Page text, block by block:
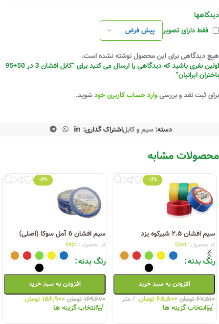
دیدگاهها
فقط دارای تصویر
هیچ دیدگاهی برای این محصول نوشته نشده است.
اولین نفری باشید که دیدگاهی را ارسال می کنید برای “کابل افشان 3 در 50+95
باختران ایرانیان”
برای ثبت نقد و بررسیوارد حساب کاربری خودشوید.
دسته: سیم و کابلاشتراک گذاری:
محصولات مشابه
-3%
سیم افشان ۲.۵ شیرکوه یزد
کد محصول : 5241
رنگ بدنه
افزودن به سبد خرید
۶۷,۵۱۰ تومان ۶۵,۵۰۰تومان متر
انتخاب گزینه ها
-8%
سیم افشان 6 آمل سوکا (اصلی)
کد محصول : 5921
رنگ بدنه
افزودن به سبد خرید
۱۶۹,۶۷۰ تومان ۱۵۶,۹۰۰ تومان
انتخاب گزینه ها